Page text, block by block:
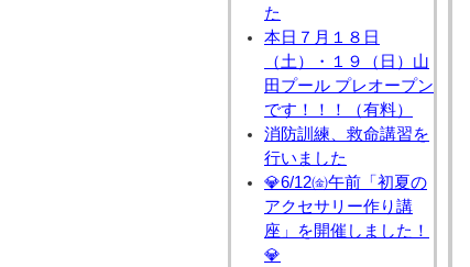
た
本日７月１８日
（土）・１９（日）山
田プール プレオープン
です！！！（有料）
消防訓練、救命講習を
行いました
💎6/12㈮午前「初夏の
アクセサリー作り講
座」を開催しました！
💎